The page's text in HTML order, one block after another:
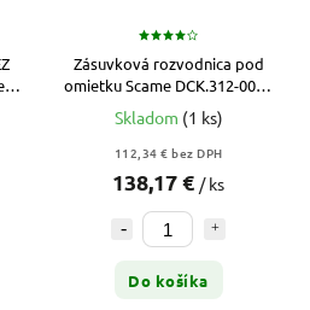
Zásuvková rozvodnica pod
omietku Scame DCK.312-000 -
32A/16A/230V (8 DIN)
Skladom (1 ks)
112,34 € bez DPH
138,17 € / ks
Do košíka